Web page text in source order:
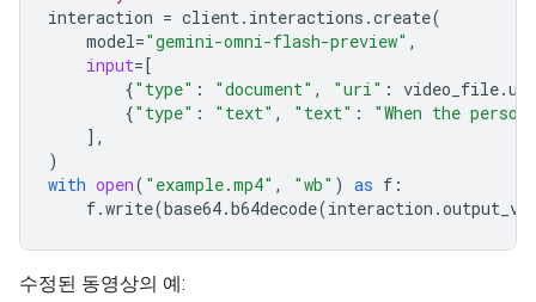
interaction = client. interactions .create(
model="gemini-omni-flash-preview" ,
input=[
{"type" : "document" , "uri" : video_file.uri
{"type" : "text" , "text" :
"When the
],
)
with open( "example.mp4" , "wb" ) as f :
f.write(base64.b64decode(interaction .
수정된 동영상의 예: